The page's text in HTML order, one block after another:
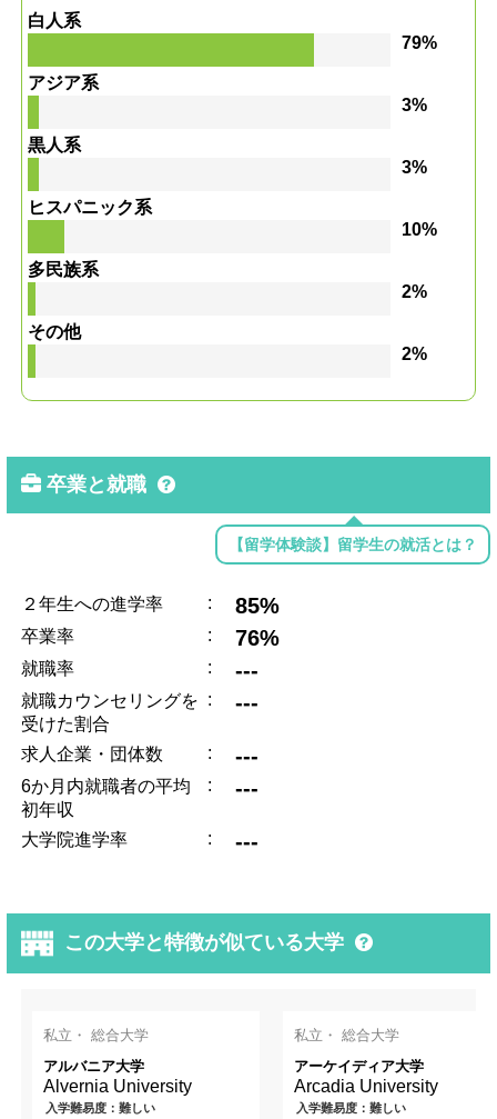
白人系
79%
アジア系
3%
黒人系
3%
ヒスパニック系
10%
多民族系
2%
その他
2%
卒業と就職
【留学体験談】留学生の就活とは？
２年生への進学率 : 85%
卒業率 : 76%
就職率 : ---
就職カウンセリングを
受けた割合
: ---
求人企業・団体数 : ---
6か月内就職者の平均
初年収
: ---
大学院進学率 : ---
この大学と特徴が似ている大学
私立・ 総合大学
アルバニア大学
Alvernia University
入学難易度：難しい
私立・ 総合大学
アーケイディア大学
Arcadia University
入学難易度：難しい